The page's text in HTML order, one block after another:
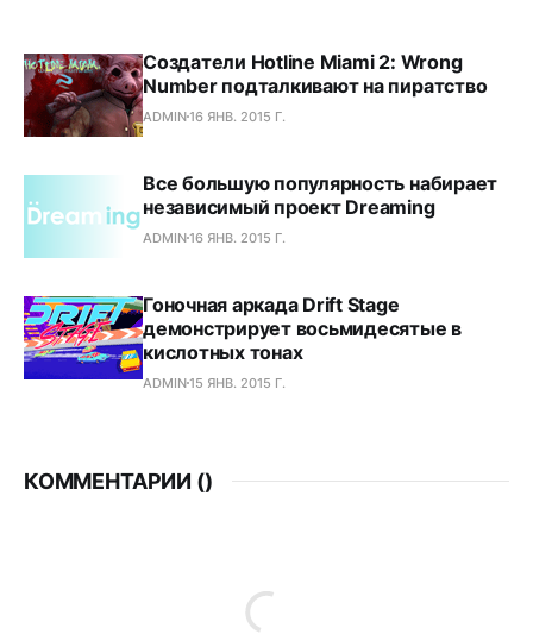
Создатели Hotline Miami 2: Wrong
Number подталкивают на пиратство
ADMIN16 ЯНВ. 2015 Г.
Все большую популярность набирает
независимый проект Dreaming
ADMIN16 ЯНВ. 2015 Г.
Гоночная аркада Drift Stage
демонстрирует восьмидесятые в
кислотных тонах
ADMIN15 ЯНВ. 2015 Г.
КОММЕНТАРИИ ()